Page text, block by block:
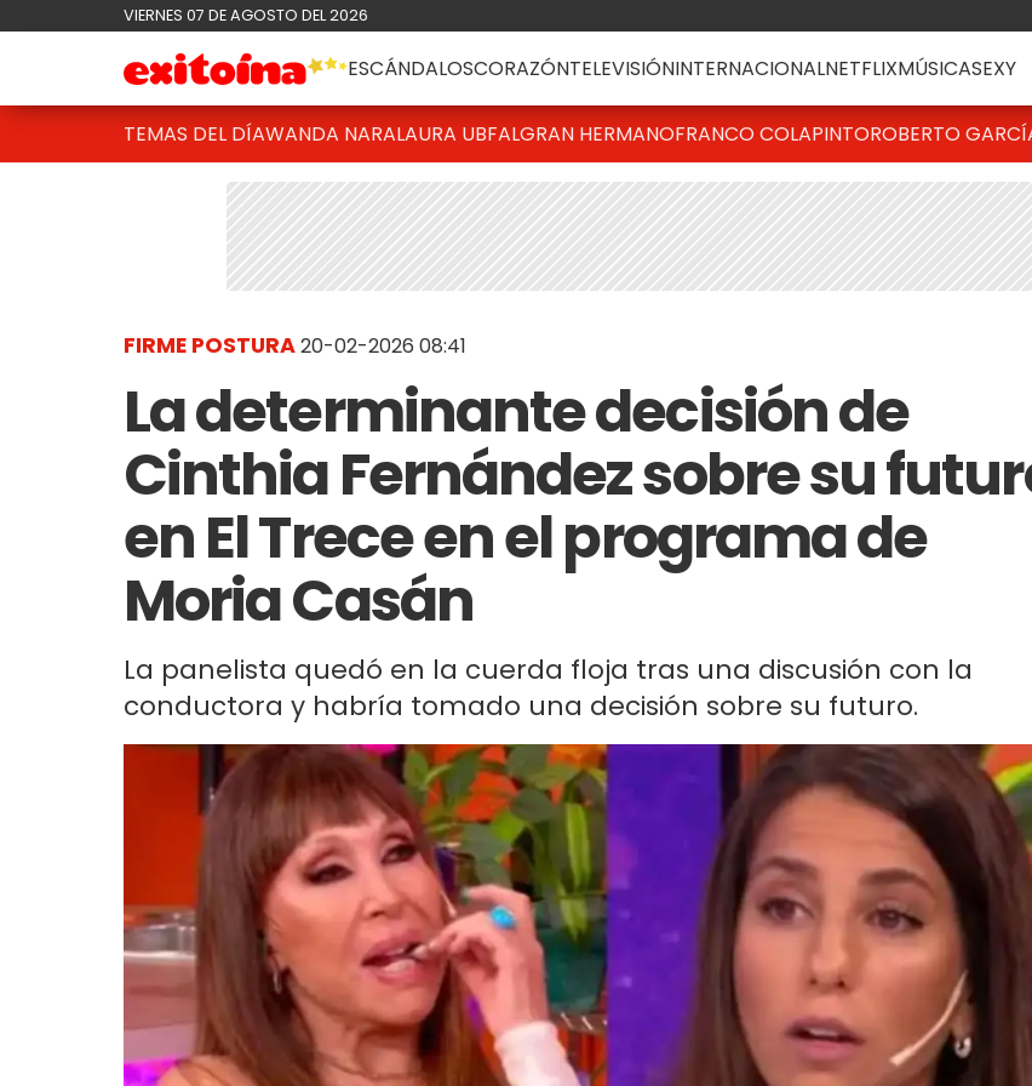
VIERNES 07 DE AGOSTO DEL 2026
ESCÁNDALOSCORAZÓNTELEVISIÓNINTERNACIONALNETFLIXMÚSICASEXY
TEMAS DEL DÍAWANDA NARALAURA UBFALGRAN HERMANOFRANCO COLAPINTOROBERTO
FIRME POSTURA20-02-2026 08:41
La determinante decisión de
Cinthia Fernández sobre su
en El Trece en el programa de
Moria Casán
La panelista quedó en la cuerda floja tras una discusión con la
conductora y habría tomado una decisión sobre su futuro.